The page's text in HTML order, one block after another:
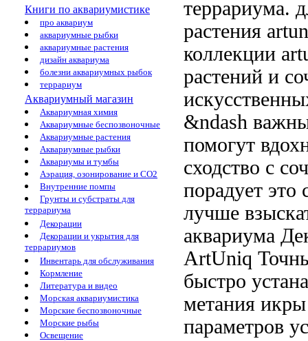
Книги по аквариумистике
про аквариум
аквариумные рыбки
аквариумные растения
дизайн аквариума
болезни аквариумных рыбок
террариум
Аквариумный магазин
Аквариумная химия
Аквариумные беспозвоночные
Аквариумные растения
Аквариумные рыбки
Аквариумы и тумбы
Аэрация, озонирование и CO2
Внутренние помпы
Грунты и субстраты для
террариума
Декорации
Декорации и укрытия для
террариумов
Инвентарь для обслуживания
Кормление
Литература и видео
Морская аквариумистика
Морские беспозвоночные
Морские рыбы
Освещение
террариума.
растения
коллекции
растений и
&ndash
помогут
сходство с
порадует это
лучше
аквариума
ArtUniq
быстро
метания
параметров